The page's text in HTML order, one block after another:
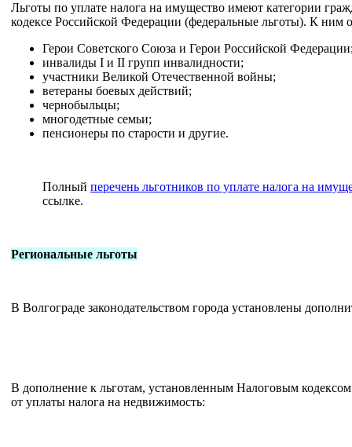
Льготы по уплате налога на имущество имеют категории
кодексе Российской Федерации (федеральные льготы). К ним
Герои Советского Союза и Герои Российской
инвалиды I и II групп инвалидности;
участники Великой Отечественной войны;
ветераны боевых действий;
чернобыльцы;
многодетные семьи;
пенсионеры по старости и другие.
Полный перечень льготников по уплате налога на
ссылке.
Региональные льготы
В Волгограде законодательством города установлены
В дополнение к льготам, установленным Налоговым
от уплаты налога на недвижимость: